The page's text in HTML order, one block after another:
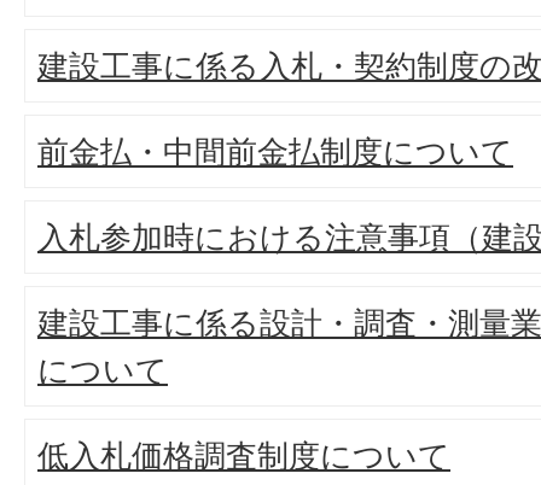
建設工事に係る入札・契約制度の
前金払・中間前金払制度について
入札参加時における注意事項（建
建設工事に係る設計・調査・測量
について
低入札価格調査制度について